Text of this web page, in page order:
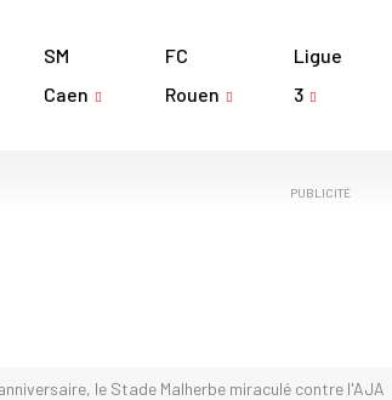
SM
Caen
FC
Rouen
Ligue
3
PUBLICITÉ
le Stade Malherbe miraculé contre l'AJA